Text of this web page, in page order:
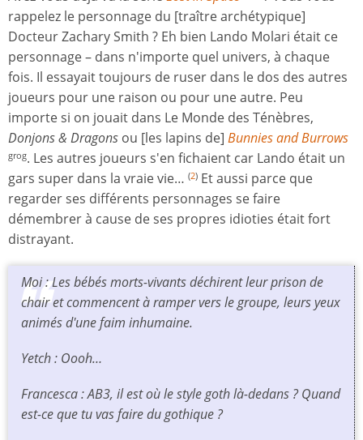
rappelez le personnage du [traître archétypique]
Docteur Zachary Smith ? Eh bien Lando Molari était ce
personnage – dans n'importe quel univers, à chaque
fois. Il essayait toujours de ruser dans le dos des autres
joueurs pour une raison ou pour une autre. Peu
importe si on jouait dans Le Monde des Ténèbres,
Donjons & Dragons ou [les lapins de] Bunnies and Burrows
grog. Les autres joueurs s'en fichaient car Lando était un
gars super dans la vraie vie… (2) Et aussi parce que
regarder ses différents personnages se faire
démembrer à cause de ses propres idioties était fort
distrayant.
Moi : Les bébés morts-vivants déchirent leur prison de
chair et commencent à ramper vers le groupe, leurs yeux
animés d'une faim inhumaine.
Yetch : Oooh…
Francesca : AB3, il est où le style goth là-dedans ? Quand
est-ce que tu vas faire du gothique ?